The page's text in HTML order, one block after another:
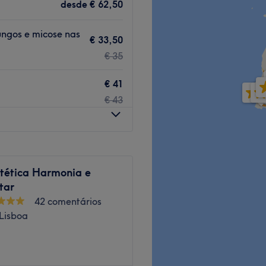
Chiado.
nas suas áreas
Go to venue
desde € 62,50
e micose nas
€ 33,50
€ 35
€ 41
€ 43
salão oferecem os
Harmonia e
42 comentários